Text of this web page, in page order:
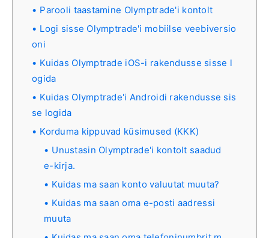
Parooli taastamine Olymptrade'i kontolt
Logi sisse Olymptrade'i mobiilse veebiversio
oni
Kuidas Olymptrade iOS-i rakendusse sisse l
ogida
Kuidas Olymptrade'i Androidi rakendusse sis
se logida
Korduma kippuvad küsimused (KKK)
Unustasin Olymptrade'i kontolt saadud
e-kirja.
Kuidas ma saan konto valuutat muuta?
Kuidas ma saan oma e-posti aadressi
muuta